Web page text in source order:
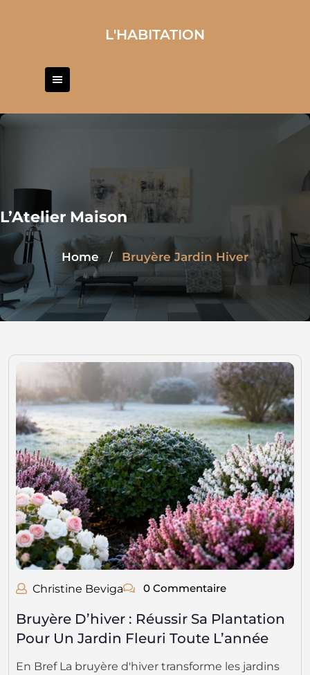
L'HABITATION
L’Atelier Maison
Home / Bruyère Jardin Hiver
Christine Beviga 0 Commentaire
Bruyère D’hiver : Réussir Sa Plantation
Pour Un Jardin Fleuri Toute L’année
En Bref La bruyère d'hiver transforme les jardins